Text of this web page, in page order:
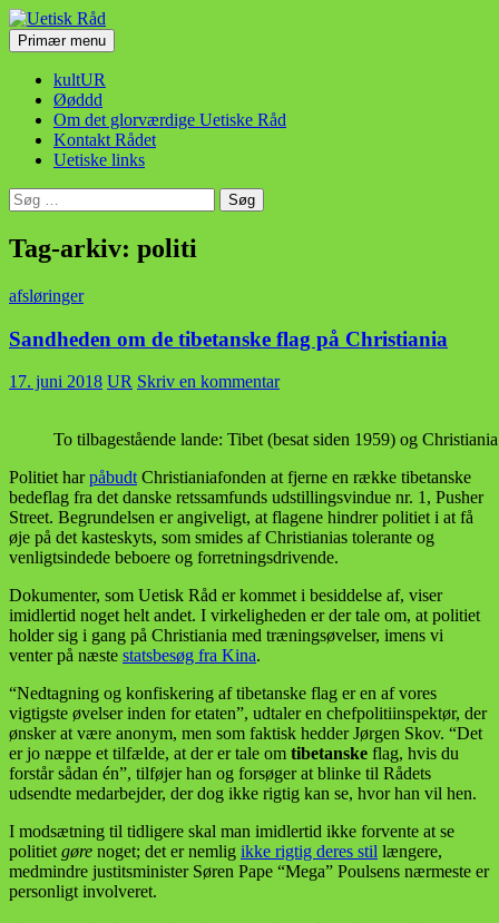
Hop
til
indhold
Uetisk Råd
SøgPrimær menu
kultUR
Øøddd
Om det glorværdige Uetiske Råd
Kontakt Rådet
Uetiske links
Søg
efter:
Tag-arkiv: politi
afsløringer
Sandheden om de tibetanske flag på Christiania
17. juni 2018 UR Skriv en kommentar
To tilbagestående lande: Tibet (besat siden 1959) og
Politiet harpåbudt Christianiafonden at fjerne en række tibetanske
bedeflag fra det danske retssamfunds udstillingsvindue nr. 1, Pusher
Street. Begrundelsen er angiveligt, at flagene hindrer politiet i at få
øje på det kasteskyts, som smides af Christianias tolerante og
venligtsindede beboere og forretningsdrivende.
Dokumenter, som Uetisk Råd er kommet i besiddelse af, viser
imidlertid noget helt andet. I virkeligheden er der tale om, at politiet
holder sig i gang på Christiania med træningsøvelser, imens vi
venter på næste statsbesøg fra Kina.
“Nedtagning og konfiskering af tibetanske flag er en af vores
vigtigste øvelser inden for etaten”, udtaler en chefpolitiinspektør, der
ønsker at være anonym, men som faktisk hedder Jørgen Skov. “Det
er jo næppe et tilfælde, at der er tale om tibetanske flag, hvis du
forstår sådan én”, tilføjer han og forsøger at blinke til Rådets
udsendte medarbejder, der dog ikke rigtig kan se, hvor han vil hen.
I modsætning til tidligere skal man imidlertid ikke forvente at se
politiet gøre noget; det er nemlig ikke rigtig deres stil længere,
medmindre justitsminister Søren Pape “Mega” Poulsens nærmeste er
personligt involveret.